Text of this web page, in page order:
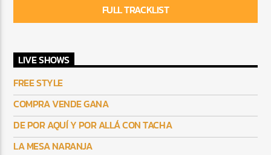
FULL TRACKLIST
LIVE SHOWS
FREE STYLE
COMPRA VENDE GANA
DE POR AQUÍ Y POR ALLÁ CON TACHA
LA MESA NARANJA